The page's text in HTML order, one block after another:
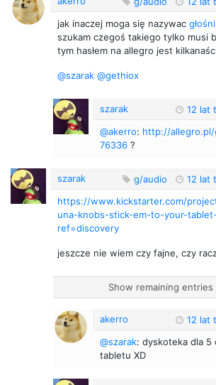
jak inaczej moga się nazywac
szukam czegoś takiego tylko musi
tym hasłem na allegro jest
@szarak @gethiox
szarak
12 lat
@akerro: http://
76336 ?
szarak
g/audio 12 lat
https://www.kickstarter.com/
una-knobs-stick-em-to-your-
ref=discovery
jeszcze nie wiem czy fajne, czy
Show remaining entries
akerro 12 lat
@szarak: dyskoteka dla 5
tabletu XD